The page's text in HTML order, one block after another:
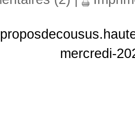
mercredi-